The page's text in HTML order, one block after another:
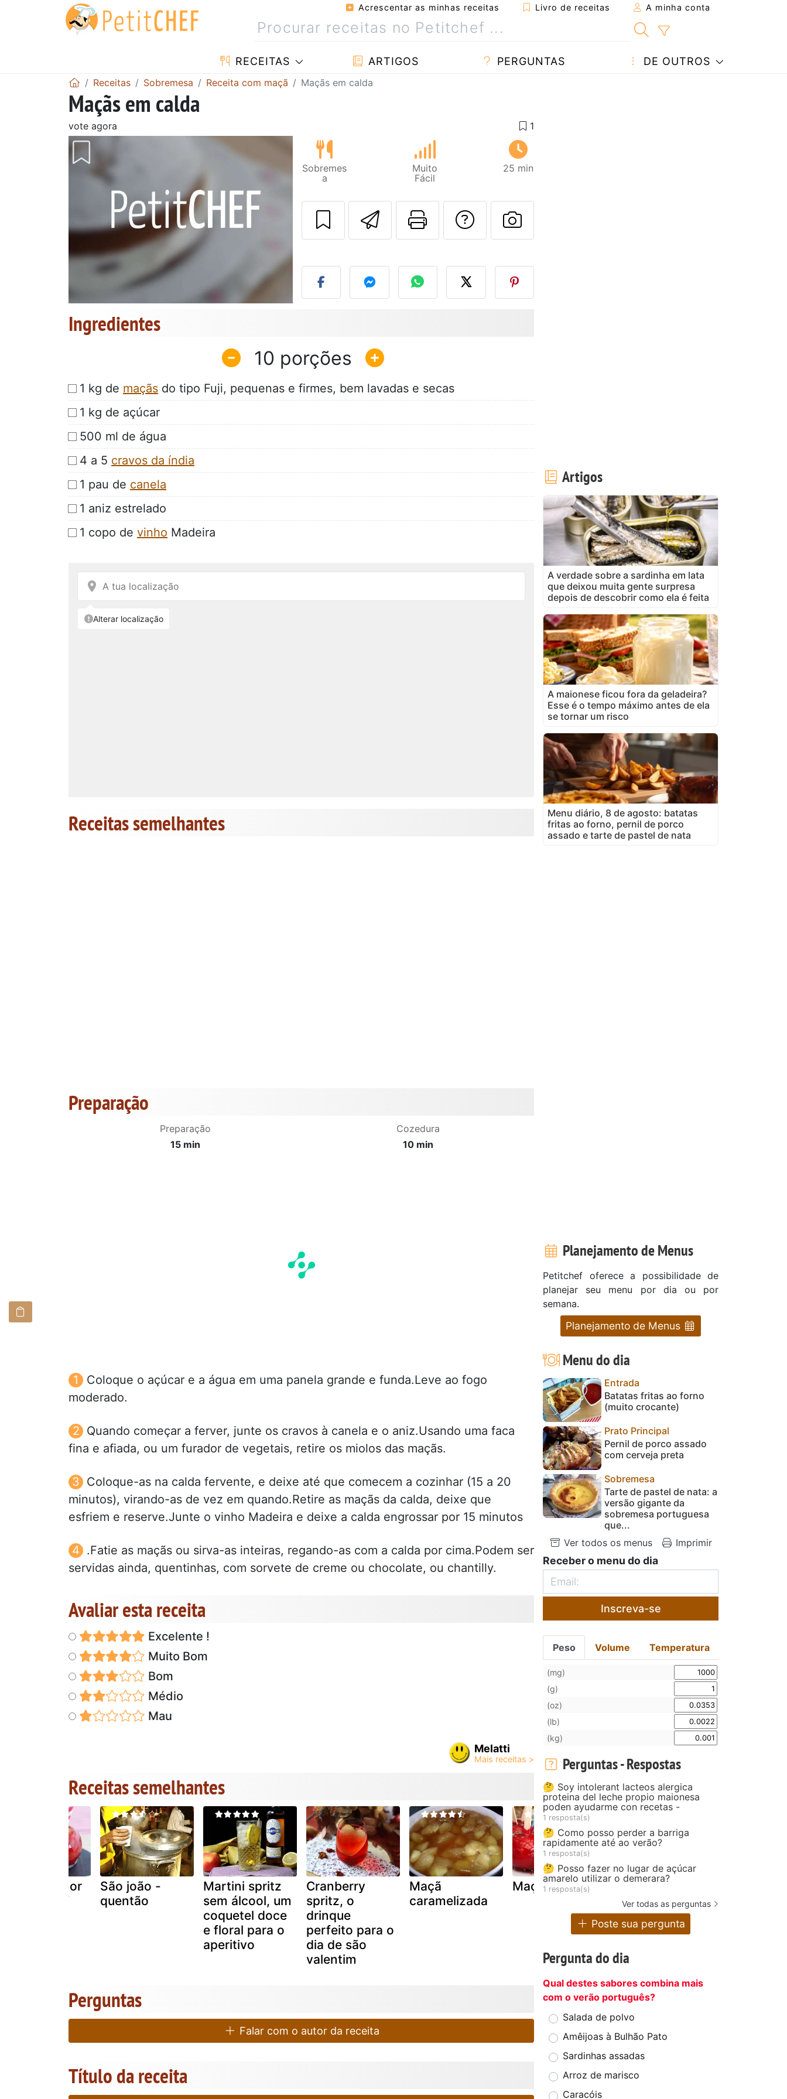
Acrescentar as minhas receitas Livro de receitas A minha conta
RECEITAS ARTIGOS PERGUNTAS DE OUTROS
Receitas Sobremesa Receita com maçã Maçãs em calda
Maçãs em calda
vote agora
Sobremes
a
Muito
Fácil
25 min
Enviar esta receita a um amigo
Imprima esta página
Falar com o autor da receita
Fez esta receita? Compartilhe
Ingredientes
10
1 kg de maçãs do tipo Fuji, pequenas e firmes, bem lavadas e secas
1 kg de açúcar
500 ml de água
4 a 5 cravos da índia
1 pau de canela
1 aniz estrelado
1 copo de vinho Madeira
Receitas semelhantes
Preparação
Preparação
15 min
Cozedura
10 min
Coloque o açúcar e a água em uma panela grande e funda.Leve ao fogo
moderado.
Quando começar a ferver, junte os cravos à canela e o aniz.Usando uma faca
fina e afiada, ou um furador de vegetais, retire os miolos das maçãs.
Coloque-as na calda fervente, e deixe até que comecem a cozinhar (15 a 20
minutos), virando-as de vez em quando.Retire as maçãs da calda, deixe que
esfriem e reserve.Junte o vinho Madeira e deixe a calda engrossar por 15 minutos
.Fatie as maçãs ou sirva-as inteiras, regando-as com a calda por cima.Podem ser
servidas ainda, quentinhas, com sorvete de creme ou chocolate, ou chantilly.
Avaliar esta receita
Excelente !
Muito Bom
Bom
Médio
Mau
Melatti
Receitas semelhantes
do amor
petitchef
São joão -
quentão
Martini spritz
sem álcool, um
coquetel doce
e floral para o
aperitivo
Cranberry
spritz, o
drinque
perfeito para o
dia de são
valentim
Maçã
caramelizada
Maçã do amor Delícia de maçã
Perguntas
Falar com o autor da receita
Título da receita
Artigos
A verdade sobre a sardinha em lata
que deixou muita gente surpresa
depois de descobrir como ela é feita
A maionese ficou fora da geladeira?
Esse é o tempo máximo antes de ela
se tornar um risco
Menu diário, 8 de agosto: batatas
fritas ao forno, pernil de porco
assado e tarte de pastel de nata
Planejamento de Menus
Petitchef oferece a possibilidade de
planejar seu menu por dia ou por
semana.
Planejamento de Menus
Menu do dia
Entrada
Batatas fritas ao forno
(muito crocante)
Prato Principal
Pernil de porco assado
com cerveja preta
Sobremesa
Tarte de pastel de nata: a
versão gigante da
sobremesa portuguesa
que...
Ver todos os menus
Imprimir
Receber o menu do dia
Inscreva-se
Peso Volume Temperatura
(mg)
(g)
(oz)
(lb)
(kg)
Perguntas - Respostas
🤔 Soy intolerant lacteos alergica
proteina del leche propio maionesa
poden ayudarme con recetas -
1 resposta(s)
🤔 Como posso perder a barriga
rapidamente até ao verão?
1 resposta(s)
🤔 Posso fazer no lugar de açúcar
amarelo utilizar o demerara?
1 resposta(s)
Ver todas as perguntas
Poste sua pergunta
Pergunta do dia
Qual destes sabores combina mais
com o verão português?
Salada de polvo
Amêijoas à Bulhão Pato
Sardinhas assadas
Arroz de marisco
Caracóis